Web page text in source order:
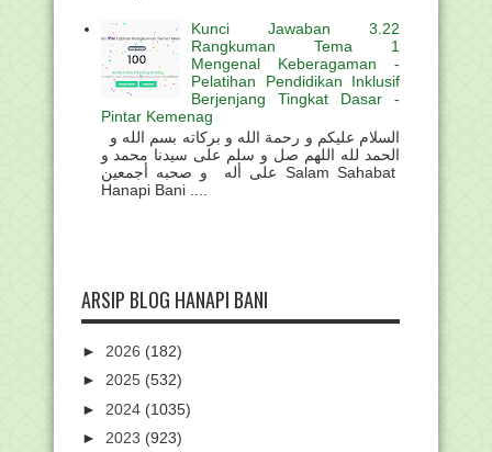
Kunci Jawaban 3.22
Rangkuman Tema 1
Mengenal Keberagaman -
Pelatihan Pendidikan Inklusif
Berjenjang Tingkat Dasar -
Pintar Kemenag
الحمد لله اللهم صل و سلم على سيدنا محمد و
على أله و صحبه أجمعين Salam Sahabat
Hanapi Bani ....
ARSIP BLOG HANAPI BANI
► 2026 (182)
► 2025 (532)
► 2024 (1035)
► 2023 (923)